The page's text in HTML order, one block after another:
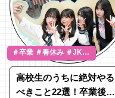
＃卒業 ＃春休み ＃JK流
行通信
高校生のうちに絶対やる
べきこと22選！卒業後に